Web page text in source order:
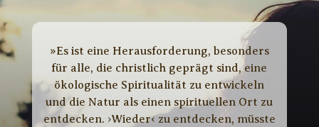
»Es ist eine Herausforderung, besonders
für alle, die christlich geprägt sind, eine
ökologische Spiritualität zu entwickeln
und die Natur als einen spirituellen Ort zu
entdecken. ›Wieder‹ zu entdecken, müsste